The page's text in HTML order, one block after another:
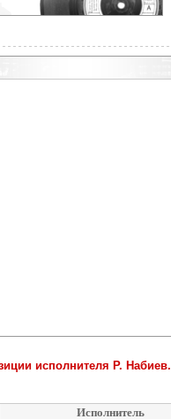
исполнителя Р. Набиев.
Исполнитель